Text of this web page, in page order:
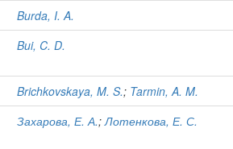
Burda, I. A.
Bui, C. D.
Brichkovskaya, M. S.; Tarmin, A. M.
Захарова, Е. А.;Лотенкова, Е. С.